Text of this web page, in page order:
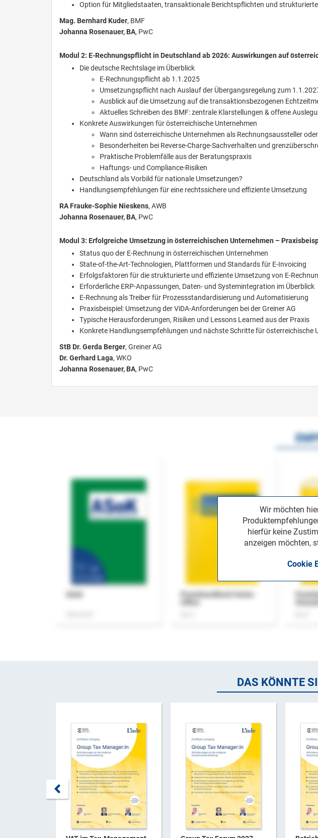
Option für Mitgliedstaaten, transaktionale Berichtspflichten und
Mag. Bernhard Kuder, BMF
Johanna Rosenauer, BA, PwC
Modul 2: E-Rechnungspflicht in Deutschland ab 2026: Auswirkungen auf
Die deutsche Rechtslage im Überblick
E-Rechnungspflicht ab 1.1.2025
Umsetzungspflicht nach Auslauf der Übergangsregelung zum
Ausblick auf die Umsetzung auf die transaktionsbezogenen
Aktuelles Schreiben des BMF: zentrale Klarstellungen & offene
Konkrete Auswirkungen für österreichische Unternehmen
Wann sind österreichische Unternehmen als Rechnungsaussteller
Besonderheiten bei Reverse-Charge-Sachverhalten und
Praktische Problemfälle aus der Beratungspraxis
Haftungs- und Compliance-Risiken
Deutschland als Vorbild für nationale Umsetzungen?
Handlungsempfehlungen für eine rechtssichere und effiziente Umsetzung
RA Frauke-Sophie Nieskens, AWB
Johanna Rosenauer, BA, PwC
Modul 3: Erfolgreiche Umsetzung in österreichischen Unternehmen –
Status quo der E-Rechnung in österreichischen Unternehmen
State-of-the-Art-Technologien, Plattformen und Standards für E-Invoicing
Erfolgsfaktoren für die strukturierte und effiziente Umsetzung von E-
Erforderliche ERP-Anpassungen, Daten- und Systemintegration im Überblick
E-Rechnung als Treiber für Prozessstandardisierung und Automatisierung
Praxisbeispiel: Umsetzung der ViDA-Anforderungen bei der Greiner AG
Typische Herausforderungen, Risiken und Lessons Learned aus der Praxis
Konkrete Handlungsempfehlungen und nächste Schritte für österreichische
StB Dr. Gerda Berger, Greiner AG
Dr. Gerhard Laga, WKO
Johanna Rosenauer, BA, PwC
Wir möchten
hierfür keine
anzeigen möchten,
Cookie
Praxishandbuch Home-
DAS KÖNNTE